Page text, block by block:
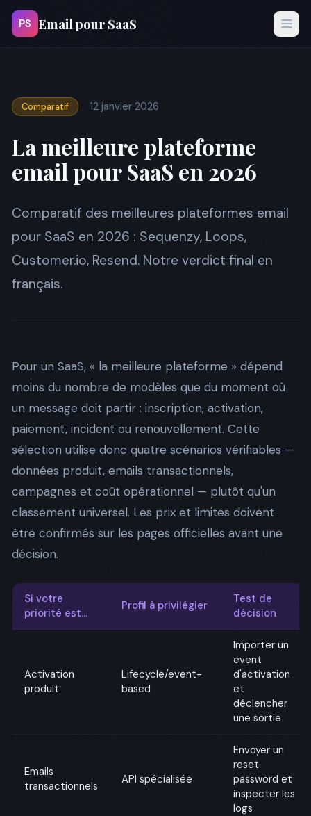
PS Email pour SaaS
Comparatif 12 janvier 2026
La meilleure plateforme
email pour SaaS en 2026
Comparatif des meilleures plateformes email
pour SaaS en 2026 : Sequenzy, Loops,
Customer.io, Resend. Notre verdict final en
français.
Pour un SaaS, « la meilleure plateforme » dépend
moins du nombre de modèles que du moment où
un message doit partir : inscription, activation,
paiement, incident ou renouvellement. Cette
sélection utilise donc quatre scénarios vérifiables —
données produit, emails transactionnels,
campagnes et coût opérationnel — plutôt qu'un
classement universel. Les prix et limites doivent
être confirmés sur les pages officielles avant une
décision.
Si votre
priorité est…
Profil à privilégier
Test de
décision
Activation
produit
Lifecycle/event-
based
Importer un
event
d'activation
et
déclencher
une sortie
Emails
transactionnels
API spécialisée
Envoyer un
reset
password et
inspecter les
logs